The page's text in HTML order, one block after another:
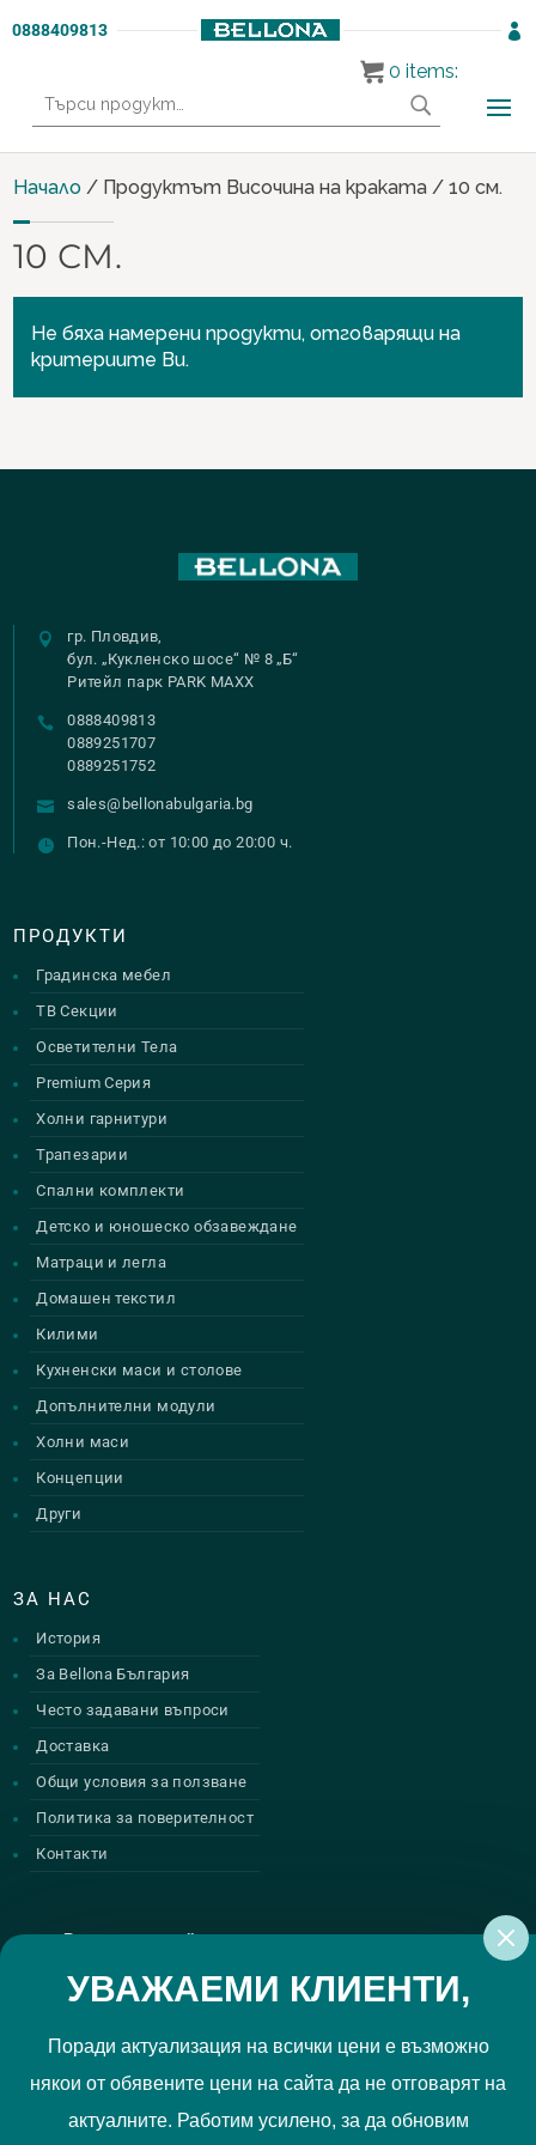
УВАЖАЕМИ КЛИЕНТИ,
Поради актуализация на всички цени е възможно
някои от обявените цени на сайта да не отговарят на
актуалните. Работим усилено, за да обновим
0888409813 
за:
Начало / Продуктът Височина на краката / 10 см.
10 СМ.
Не бяха намерени продукти, отговарящи на
критериите Ви.
гр. Пловдив,
бул. „Кукленско шосе“ № 8 „Б“
Ритейл парк PARK MAXX
0888409813
0889251707
0889251752
sales@bellonabulgaria.bg
Пон.-Нед.: от 10:00 до 20:00 ч.
ПРОДУКТИ
Градинска мебел
ТВ Секции
Осветителни Тела
Premium Серия
Холни гарнитури
Трапезарии
Спални комплекти
Детско и юношеско обзавеждане
Матраци и легла
Домашен текстил
Килими
Кухненски маси и столове
Допълнителни модули
Холни маси
Концепции
Други
ЗА НАС
История
За Bellona България
Често задавани въпроси
Доставка
Общи условия за ползване
Политика за поверителност
Контакти
Регистрирай се за нашите атрактивни
Прочетох и приемам Политиката за поверителност
0 items: